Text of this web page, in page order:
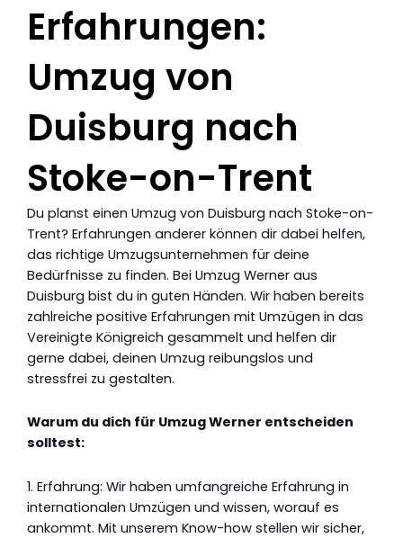
Erfahrungen:
Umzug von
Duisburg nach
Stoke-on-Trent
Du planst einen Umzug von Duisburg nach Stoke-on-
Trent? Erfahrungen anderer können dir dabei helfen,
das richtige Umzugsunternehmen für deine
Bedürfnisse zu finden. Bei Umzug Werner aus
Duisburg bist du in guten Händen. Wir haben bereits
zahlreiche positive Erfahrungen mit Umzügen in das
Vereinigte Königreich gesammelt und helfen dir
gerne dabei, deinen Umzug reibungslos und
stressfrei zu gestalten.
Warum du dich für Umzug Werner entscheiden
solltest:
1. Erfahrung: Wir haben umfangreiche Erfahrung in
internationalen Umzügen und wissen, worauf es
ankommt. Mit unserem Know-how stellen wir sicher,